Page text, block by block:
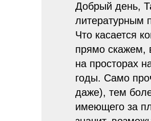
Добрый день,
литературным
Что касается
прямо скажем,
на просторах
годы. Само
даже), тем
имеющего за